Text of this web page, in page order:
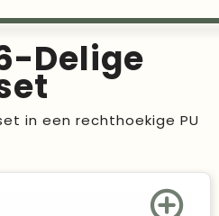
Delige
in een rechthoekige PU